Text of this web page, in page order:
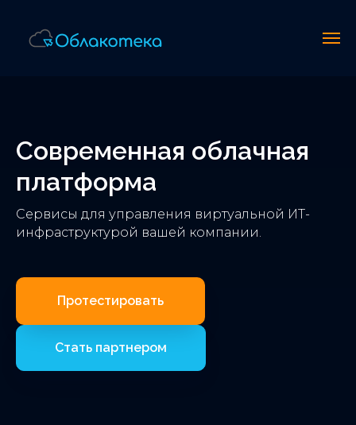
Современная облачная
платформа
Сервисы для управления виртуальной ИТ-
инфраструктурой вашей компании.
Протестировать
Стать партнером